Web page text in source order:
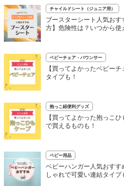
チャイルドシート（ジュニア用）
ブースターシート人気お
方】危険性は？いつから使
ベビーチェア・バウンサー
【買ってよかったベビー
タイプも！
抱っこ紐便利グッズ
【買ってよかった抱っこ
で買えるものも！
ベビー用品
ベビーハンガー人気おす
しゃれで可愛い連結タイプ